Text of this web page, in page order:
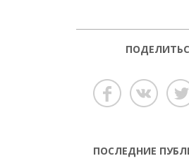
ПОСЛЕДНИЕ